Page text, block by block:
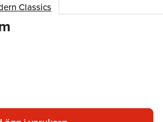
Classics